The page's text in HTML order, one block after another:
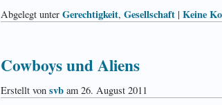
Abgelegt unter Gerechtigkeit, Gesellschaft | Keine
Cowboys und Aliens
Erstellt von svb am 26. August 2011